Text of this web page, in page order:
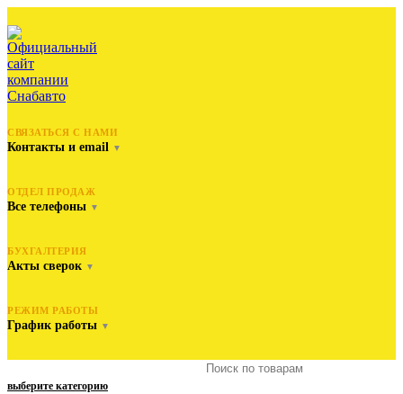
СВЯЗАТЬСЯ С НАМИ
Контакты и email ▼
ОТДЕЛ ПРОДАЖ
Все телефоны ▼
БУХГАЛТЕРИЯ
Акты сверок ▼
РЕЖИМ РАБОТЫ
График работы ▼
выберите категорию